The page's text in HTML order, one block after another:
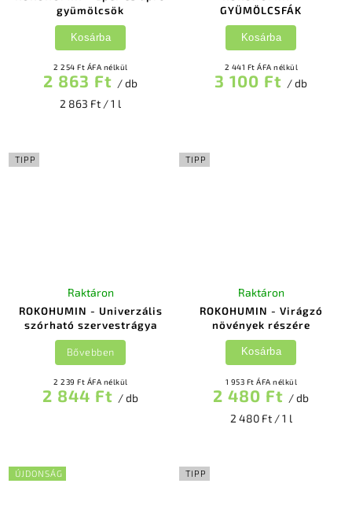
gyümölcsök
2 254 Ft ÁFA nélkül
2 863 Ft / db
2 863 Ft / 1 l
Kosárba
GYÜMÖLCSFÁK
2 441 Ft ÁFA nélkül
3 100 Ft / db
Kosárba
TIPP
ROKOHUMIN - Univerzális
szórható szervestrágya
Raktáron
2 239 Ft ÁFA nélkül
2 844 Ft / db
Bővebben
TIPP
ROKOHUMIN - Virágzó
növények részére
Raktáron
1 953 Ft ÁFA nélkül
2 480 Ft / db
2 480 Ft / 1 l
Kosárba
ÚJDONSÁG TIPP